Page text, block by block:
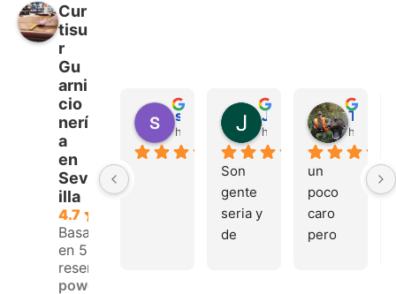
Cur
tisu
r
Gu
arni
cio
nerí
a
en
Sev
illa
4.7
Basado
en 53
reseñas.
powered
hace 4 meses hace 4 meses
Son
gente
seria y
de
hace 4
un
poco
caro
pero